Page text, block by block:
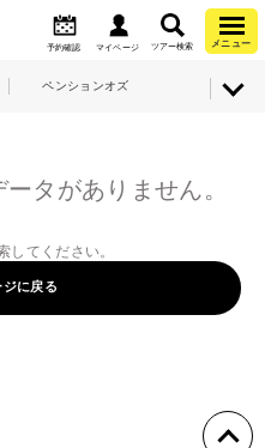
予約確認 マイページ ツアー検索 メニュー
ペンションオズ
タがありません。
してください。
ジに戻る